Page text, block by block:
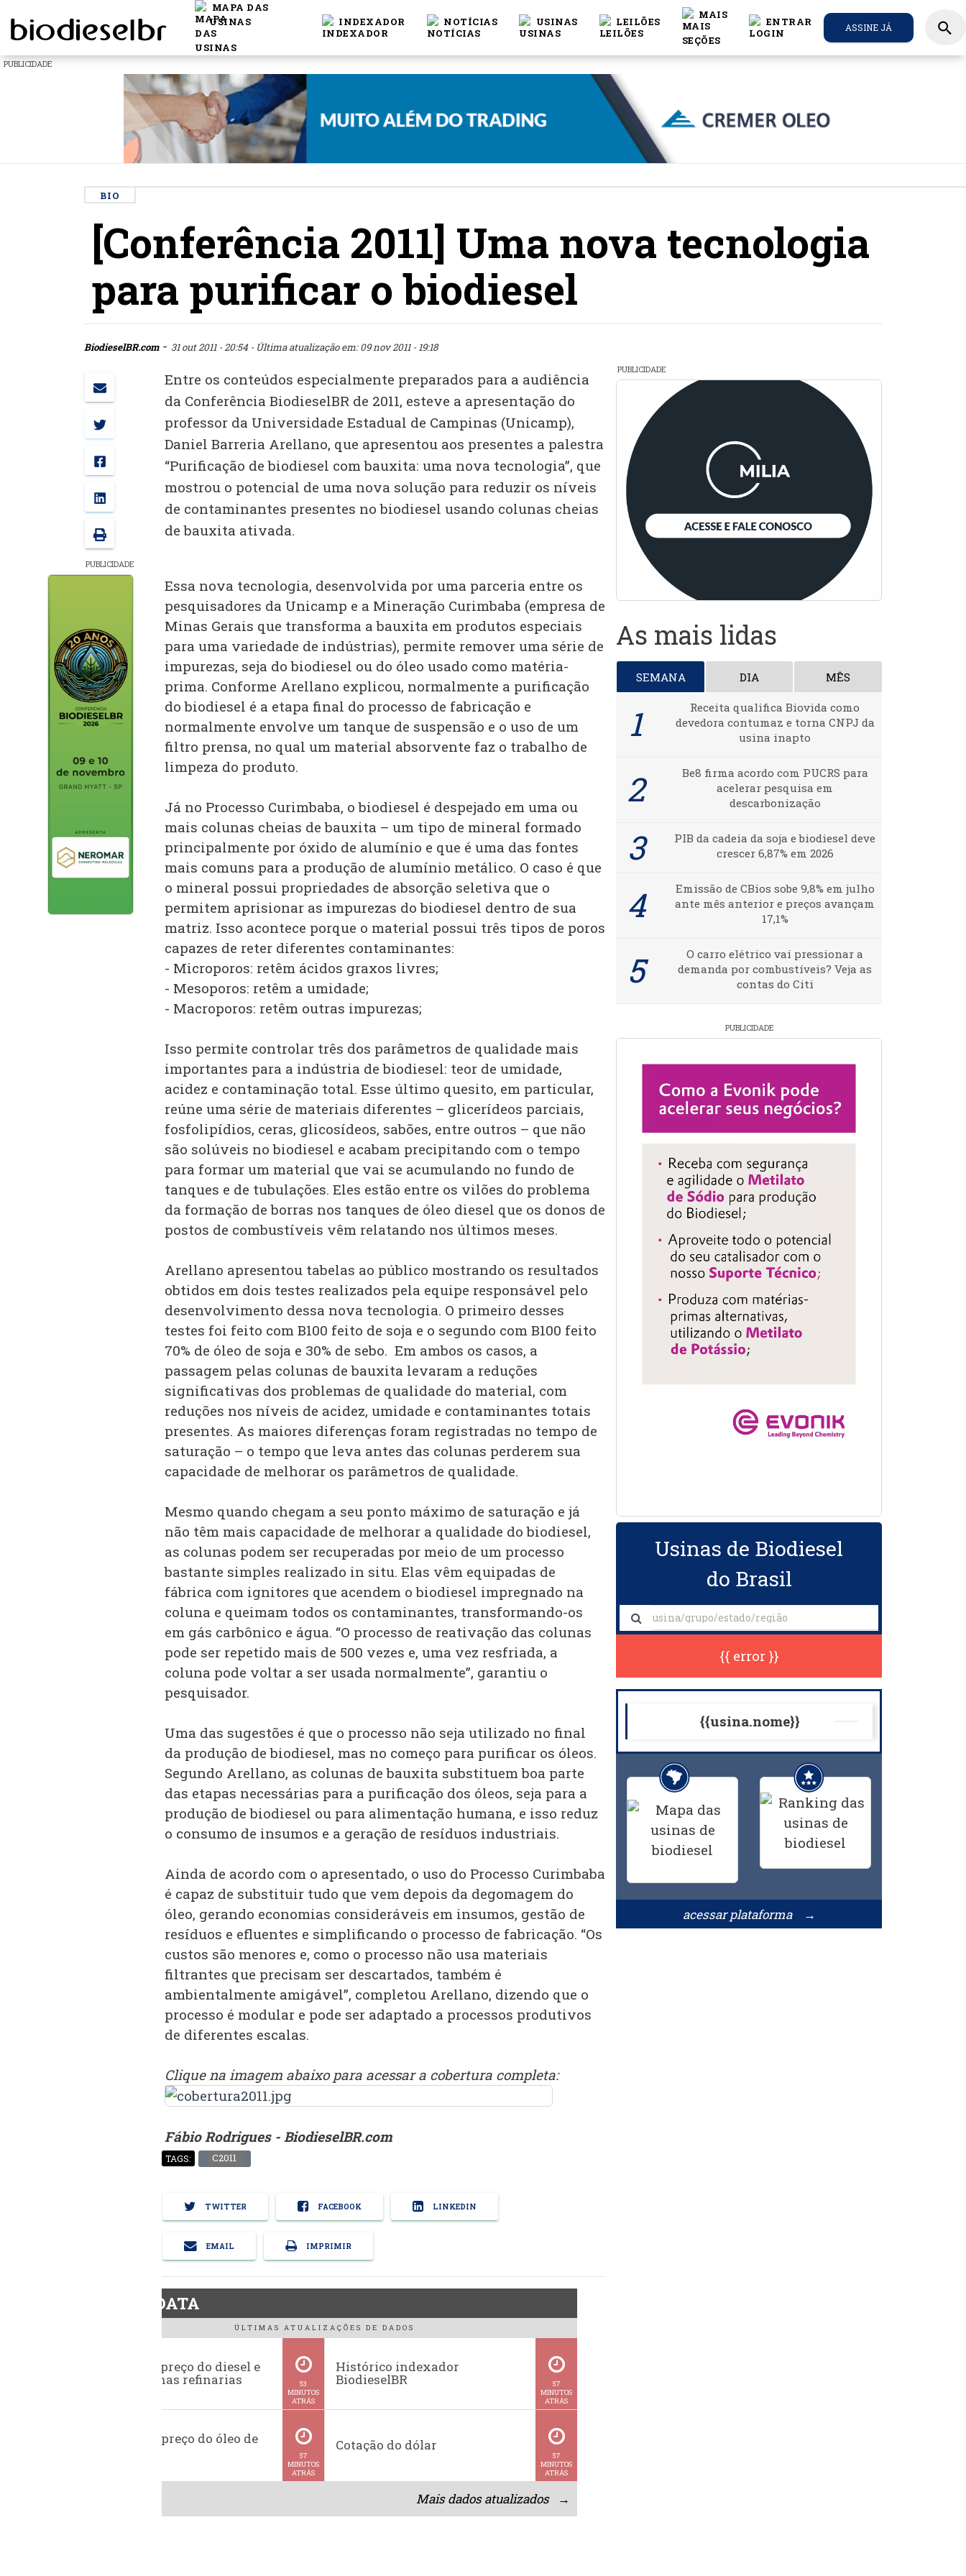
MAPA DAS
USINAS
INDEXADOR NOTÍCIAS USINAS LEILÕES
MAIS
ENTRAR ASSINE JÁ search
PUBLICIDADE
BIO
[Conferência 2011] Uma nova tecnologia
para purificar o biodiesel
BiodieselBR.com- 31 out 2011 - 20:54 - Última atualização em: 09 nov 2011 - 19:18
PUBLICIDADE
Entre os conteúdos especialmente preparados para a audiência
da Conferência BiodieselBR de 2011, esteve a apresentação do
professor da Universidade Estadual de Campinas (Unicamp),
Daniel Barreria Arellano, que apresentou aos presentes a palestra
“Purificação de biodiesel com bauxita: uma nova tecnologia”, que
mostrou o potencial de uma nova solução para reduzir os níveis
de contaminantes presentes no biodiesel usando colunas cheias
de bauxita ativada.
Essa nova tecnologia, desenvolvida por uma parceria entre os
pesquisadores da Unicamp e a Mineração Curimbaba (empresa de
Minas Gerais que transforma a bauxita em produtos especiais
para uma variedade de indústrias), permite remover uma série de
impurezas, seja do biodiesel ou do óleo usado como matéria-
prima. Conforme Arellano explicou, normalmente a purificação
do biodiesel é a etapa final do processo de fabricação e
normalmente envolve um tanque de suspensão e o uso de um
filtro prensa, no qual um material absorvente faz o trabalho de
limpeza do produto.
Já no Processo Curimbaba, o biodiesel é despejado em uma ou
mais colunas cheias de bauxita – um tipo de mineral formado
principalmente por óxido de alumínio e que é uma das fontes
mais comuns para a produção de alumínio metálico. O caso é que
o mineral possui propriedades de absorção seletiva que o
permitem aprisionar as impurezas do biodiesel dentro de sua
matriz. Isso acontece porque o material possui três tipos de poros
capazes de reter diferentes contaminantes:
- Microporos: retêm ácidos graxos livres;
- Mesoporos: retêm a umidade;
- Macroporos: retêm outras impurezas;
Isso permite controlar três dos parâmetros de qualidade mais
importantes para a indústria de biodiesel: teor de umidade,
acidez e contaminação total. Esse último quesito, em particular,
reúne uma série de materiais diferentes – glicerídeos parciais,
fosfolipídios, ceras, glicosídeos, sabões, entre outros – que não
são solúveis no biodiesel e acabam precipitando com o tempo
para formar um material que vai se acumulando no fundo de
tanques e de tubulações. Eles estão entre os vilões do problema
da formação de borras nos tanques de óleo diesel que os donos de
postos de combustíveis vêm relatando nos últimos meses.
Arellano apresentou tabelas ao público mostrando os resultados
obtidos em dois testes realizados pela equipe responsável pelo
desenvolvimento dessa nova tecnologia. O primeiro desses
testes foi feito com B100 feito de soja e o segundo com B100 feito
70% de óleo de soja e 30% de sebo. Em ambos os casos, a
passagem pelas colunas de bauxita levaram a reduções
significativas dos problemas de qualidade do material, com
reduções nos níveis de acidez, umidade e contaminantes totais
presentes. As maiores diferenças foram registradas no tempo de
saturação – o tempo que leva antes das colunas perderem sua
capacidade de melhorar os parâmetros de qualidade.
Mesmo quando chegam a seu ponto máximo de saturação e já
não têm mais capacidade de melhorar a qualidade do biodiesel,
as colunas podem ser recuperadas por meio de um processo
bastante simples realizado in situ. Elas vêm equipadas de
fábrica com ignitores que acendem o biodiesel impregnado na
coluna e queimam todos os contaminantes, transformando-os
em gás carbônico e água. “O processo de reativação das colunas
pode ser repetido mais de 500 vezes e, uma vez resfriada, a
coluna pode voltar a ser usada normalmente”, garantiu o
pesquisador.
Uma das sugestões é que o processo não seja utilizado no final
da produção de biodiesel, mas no começo para purificar os óleos.
Segundo Arellano, as colunas de bauxita substituem boa parte
das etapas necessárias para a purificação dos óleos, seja para a
produção de biodiesel ou para alimentação humana, e isso reduz
o consumo de insumos e a geração de resíduos industriais.
Ainda de acordo com o apresentado, o uso do Processo Curimbaba
é capaz de substituir tudo que vem depois da degomagem do
óleo, gerando economias consideráveis em insumos, gestão de
resíduos e efluentes e simplificando o processo de fabricação. “Os
custos são menores e, como o processo não usa materiais
filtrantes que precisam ser descartados, também é
ambientalmente amigável”, completou Arellano, dizendo que o
processo é modular e pode ser adaptado a processos produtivos
de diferentes escalas.
Clique na imagem abaixo para acessar a cobertura completa:
Fábio Rodrigues - BiodieselBR.com
TAGS: C2011
TWITTER FACEBOOK LINKEDIN
EMAIL IMPRIMIR
BiodieselDATA
ÚLTIMAS ATUALIZAÇÕES DE DADOS
Evolução do preço do diesel e
da gasolina nas refinarias
53
MINUTOS
ATRÁS
Histórico indexador
BiodieselBR
57
MINUTOS
ATRÁS
Histórico do preço do óleo de
57
MINUTOS
ATRÁS
Cotação do dólar
57
MINUTOS
ATRÁS
Mais dados atualizados →
PUBLICIDADE
As mais lidas
SEMANA DIA MÊS
Receita qualifica Biovida como
devedora contumaz e torna CNPJ da
usina inapto
Be8 firma acordo com PUCRS para
acelerar pesquisa em
descarbonização
PIB da cadeia da soja e biodiesel deve
crescer 6,87% em 2026
Emissão de CBios sobe 9,8% em julho
ante mês anterior e preços avançam
17,1%
O carro elétrico vai pressionar a
demanda por combustíveis? Veja as
contas do Citi
PUBLICIDADE
Usinas de Biodiesel
do Brasil
{{ error }}
{{usina.nome}}
acessar plataforma →